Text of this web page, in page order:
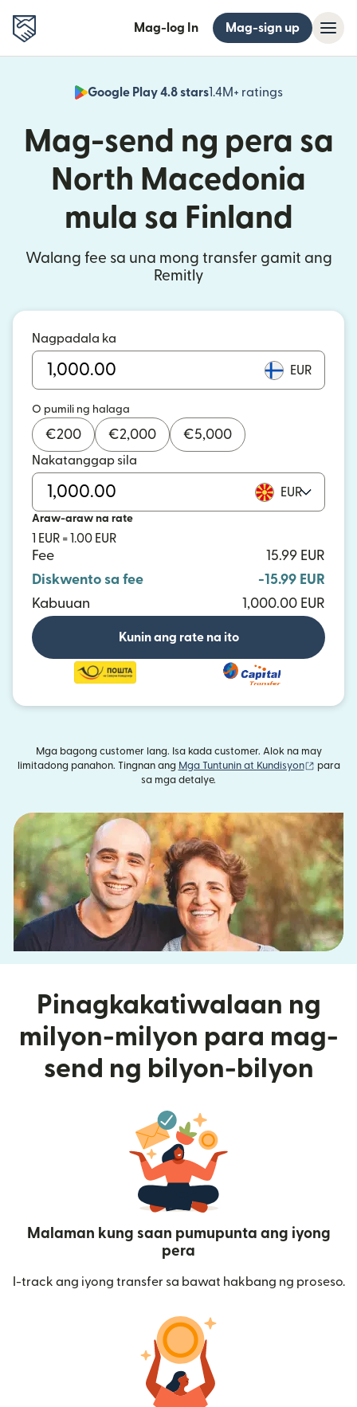
Mag-log In Mag-sign up
Google Play 4.8 stars1.4M+ ratings
(bubukas
Mag-send ng pera sa
North Macedonia
mula sa Finland
Walang fee sa una mong transfer gamit ang
Remitly
Nagpadala ka
EUR
O pumili ng halaga
€200 €2,000 €5,000
Nakatanggap sila
EUR
Araw-araw na rate
1 EUR = 1.00 EUR
Fee
15.99 EUR
Diskwento sa fee
-15.99 EUR
Kabuuan
1,000.00 EUR
Kunin ang rate na ito
Mga bagong customer lang. Isa kada customer. Alok na may
limitadong panahon. Tingnan ang Mga Tuntunin at Kundisyon
para
sa mga detalye.
Pinagkakatiwalaan ng
milyon-milyon para mag-
send ng bilyon-bilyon
Malaman kung saan pumupunta ang iyong
pera
I-track ang iyong transfer sa bawat hakbang ng proseso.